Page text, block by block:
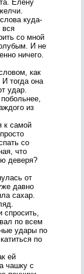
Елену
куда-
вся
со мной
И не
ничего.
как
тогда она
удар.
из
к самой
со
что
деверя?
от
давно
сахар.
спросить,
по всем
удары по
по
ей
чашку с